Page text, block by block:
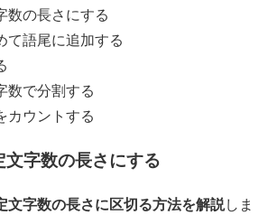
数の長さにする
て語尾に追加する
数で分割する
カウントする
字数の長さにする
文字数の長さに区切る方法を解説しま